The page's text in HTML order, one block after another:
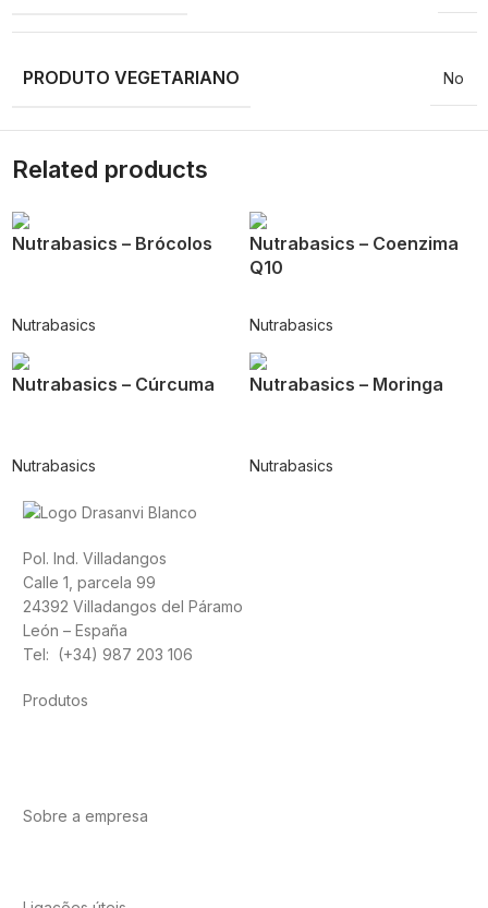
PRODUTO VEGETARIANO No
Related products
Nutrabasics – Brócolos
Nutrabasics
Nutrabasics – Coenzima
Q10
Nutrabasics
Nutrabasics – Cúrcuma
Nutrabasics
Nutrabasics – Moringa
Nutrabasics
Pol. Ind. Villadangos
Calle 1, parcela 99
24392 Villadangos del Páramo
León – España
Tel: (+34) 987 203 106
Produtos
Sobre a empresa